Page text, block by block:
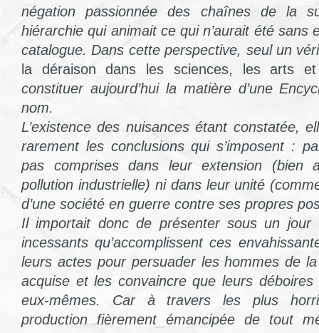
négation passionnée des chaînes de la
hiérarchie qui animait ce qui n’aurait été sans
catalogue. Dans cette perspective, seul un
la déraison dans les sciences, les arts
constituer aujourd’hui la matière d’une
nom.
L’existence des nuisances étant constatée,
rarement les conclusions qui s’imposent :
pas comprises dans leur extension (bien
pollution industrielle) ni dans leur unité
d’une société en guerre contre ses propres
Il importait donc de présenter sous un jour
incessants qu’accomplissent ces
leurs actes pour persuader les hommes de la
acquise et les convaincre que leurs déboires
eux-mêmes. Car à travers les plus
production fièrement émancipée de tout